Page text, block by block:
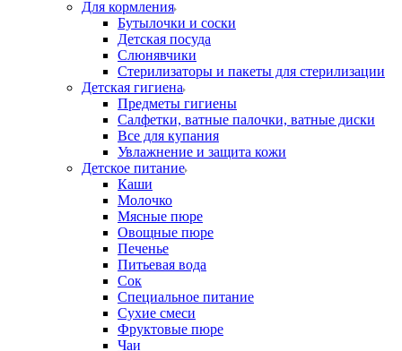
Для кормления
Бутылочки и соски
Детская посуда
Слюнявчики
Стерилизаторы и пакеты для стерилизации
Детская гигиена
Предметы гигиены
Салфетки, ватные палочки, ватные диски
Все для купания
Увлажнение и защита кожи
Детское питание
Каши
Молочко
Мясные пюре
Овощные пюре
Печенье
Питьевая вода
Сок
Специальное питание
Сухие смеси
Фруктовые пюре
Чаи